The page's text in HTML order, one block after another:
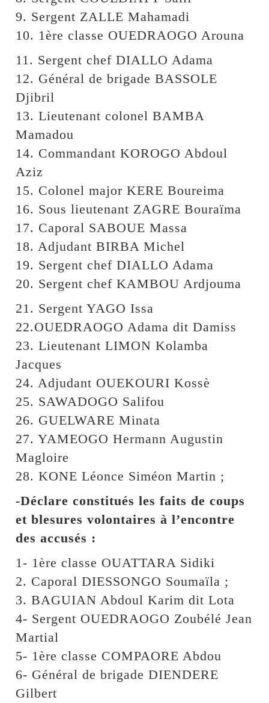
9. Sergent ZALLE Mahamadi
10. 1ère classe OUEDRAOGO Arouna
11. Sergent chef DIALLO Adama
12. Général de brigade BASSOLE
Djibril
13. Lieutenant colonel BAMBA
Mamadou
14. Commandant KOROGO Abdoul
Aziz
15. Colonel major KERE Boureima
16. Sous lieutenant ZAGRE Bouraïma
17. Caporal SABOUE Massa
18. Adjudant BIRBA Michel
19. Sergent chef DIALLO Adama
20. Sergent chef KAMBOU Ardjouma
21. Sergent YAGO Issa
22.OUEDRAOGO Adama dit Damiss
23. Lieutenant LIMON Kolamba
Jacques
24. Adjudant OUEKOURI Kossè
25. SAWADOGO Salifou
26. GUELWARE Minata
27. YAMEOGO Hermann Augustin
Magloire
28. KONE Léonce Siméon Martin ;
-Déclare constitués les faits de coups
et blesures volontaires à l’encontre
des accusés :
1- 1ère classe OUATTARA Sidiki
2. Caporal DIESSONGO Soumaïla ;
3. BAGUIAN Abdoul Karim dit Lota
4- Sergent OUEDRAOGO Zoubélé Jean
Martial
5- 1ère classe COMPAORE Abdou
6- Général de brigade DIENDERE
Gilbert